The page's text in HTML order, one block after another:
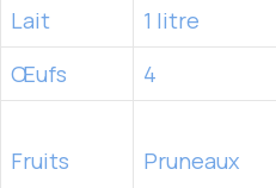
Lait
1 litre
Œufs
4
Fruits Pruneaux